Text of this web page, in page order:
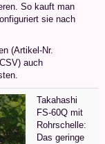
So kauft man
sie nach
(Artikel-Nr.
auch
Takahashi
FS-60Q mit
Rohrschelle:
Das geringe